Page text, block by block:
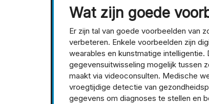
Wat zijn goede
Er zijn tal van goede voorbeelden van
verbeteren. Enkele voorbeelden zijn
wearables en kunstmatige
gegevensuitwisseling mogelijk tussen
maakt via videoconsulten. Medische
vroegtijdige detectie van
gegevens om diagnoses te stellen en